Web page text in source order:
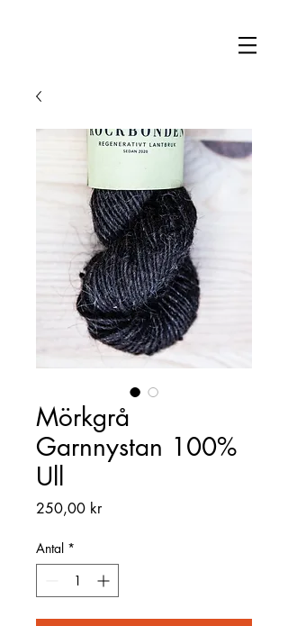
Mörkgrå
Garnnystan 100%
Ull
250,00 krPris
Antal *